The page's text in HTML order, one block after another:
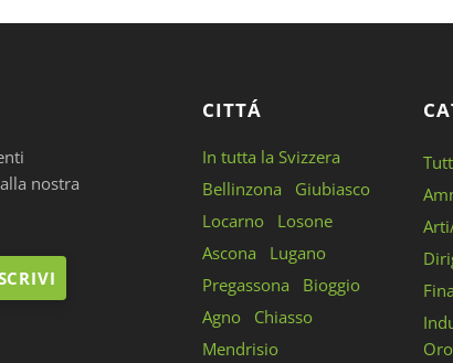
nostra
CITTÁ
In tutta la Svizzera
Bellinzona
Giubiasco
Locarno
Losone
Ascona
Lugano
Pregassona
Bioggio
Agno
Chiasso
Mendrisio